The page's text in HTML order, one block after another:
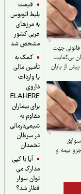
قیمت
بلیط اتوبوس
به مرزهای
غربی کشور
مشخص شد
کمک به
تأمین مالی
یا واردات
داروی
ELAHERE
برای بیماران
مقاوم به
شیمی‌درمانی
در سرطان
تخمدان
آیا با کپی
مدارک می
توان سوار
قطار شد؟
جهت
و